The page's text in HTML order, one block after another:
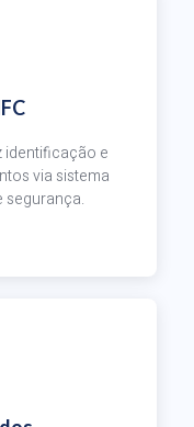
identificação e
via sistema
segurança.